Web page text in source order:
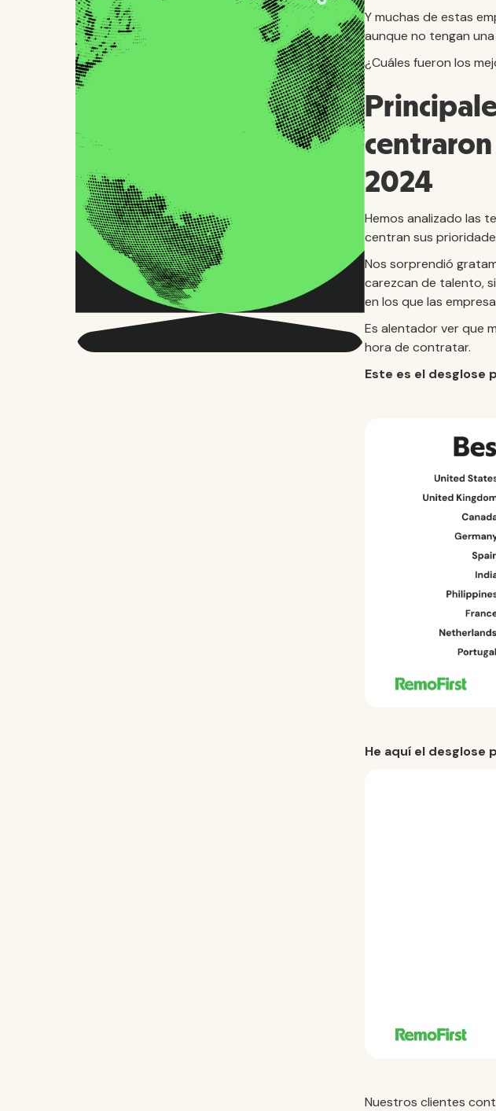
Y muchas de estas
aunque no tengan
¿Cuáles fueron los
2024
Hemos analizado las
centran sus
Nos sorprendió
carezcan de talento,
en los que las
Es alentador ver que
hora de contratar.
Este es el desglose
He aquí el desglose
Nuestros clientes